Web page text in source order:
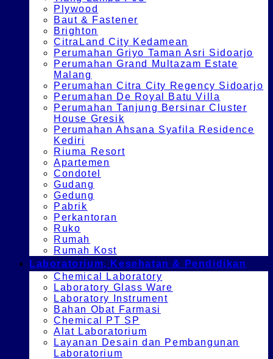
Plywood
Baut & Fastener
Brighton
CitraLand City Kedamean
Perumahan Griyo Taman Asri Sidoarjo
Perumahan Grand Multazam Estate
Malang
Perumahan Citra City Regency Sidoarjo
Perumahan De Royal Batu Villa
Perumahan Tanjung Bersinar Cluster
House Gresik
Perumahan Ahsana Syafila Residence
Kediri
Riuma Resort
Apartemen
Condotel
Gudang
Gedung
Pabrik
Perkantoran
Ruko
Rumah
Rumah Kost
Laboratorium, Kesehatan & Pendidikan
Chemical Laboratory
Laboratory Glass Ware
Laboratory Instrument
Bahan Obat Farmasi
Chemical PT SP
Alat Laboratorium
Layanan Desain dan Pembangunan
Laboratorium